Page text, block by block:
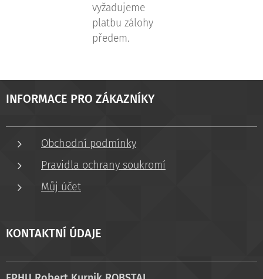
vyžadujeme
platbu zálohy
předem.
INFORMACE PRO ZÁKAZNÍKY
Obchodní podmínky
Pravidla ochrany soukromí
Můj účet
KONTAKTNÍ ÚDAJE